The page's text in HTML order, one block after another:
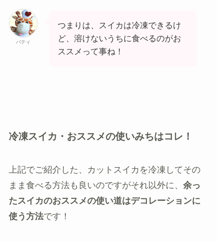
パティ
つまりは、スイカは冷凍できるけ
ど、溶けないうちに食べるのがお
ススメって事ね！
冷凍スイカ・おススメの使いみちはコレ！
上記でご紹介した、カットスイカを冷凍してその
まま食べる方法も良いのですがそれ以外に、 余っ
たスイカのおススメの使い道はデコレーションに
使う方法です！